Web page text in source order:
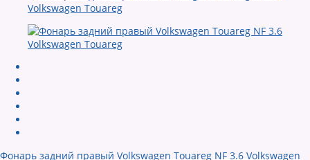
Фонарь задний правый Volkswagen Touareg NF 3.6 Volkswagen